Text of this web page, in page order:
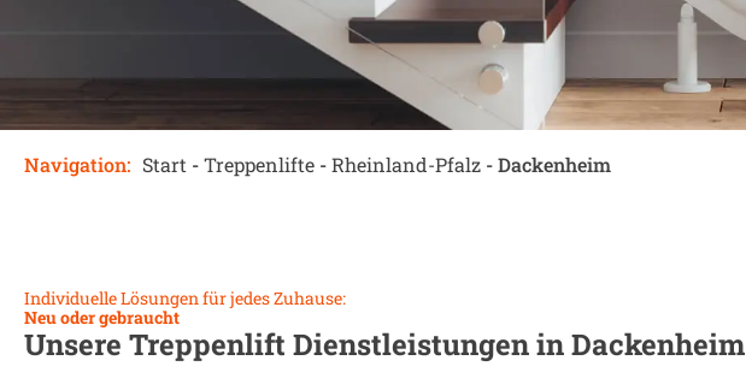
Navigation: Start -Treppenlifte -Rheinland-Pfalz -Dackenheim
Individuelle Lösungen für jedes Zuhause:
Neu oder gebraucht
Unsere Treppenlift Dienstleistungen inDackenheim